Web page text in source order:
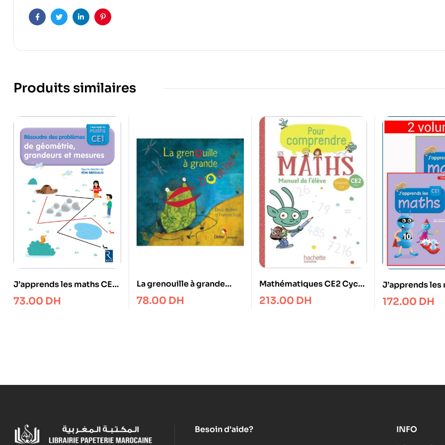
FacebookTwitterLinkedinPinterest
Produits similaires
J’apprends les maths CE1
– Cahier Rèsoudre des
problèmes de gèomètrie,
73.00 DH
La grenouille à grande
bouche
78.00 DH
Mathématiques CE2 Cycle
2 Pour comprendre les
maths – Manuel de l’élève
213.00 DH
J’apprends les
Fichiers en 2
172.00 DH
Besoin d'aide? INFO